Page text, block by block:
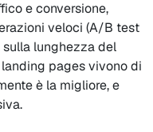
e conversione,
veloci (A/B test
lunghezza del
pages vivono di
è la migliore, e